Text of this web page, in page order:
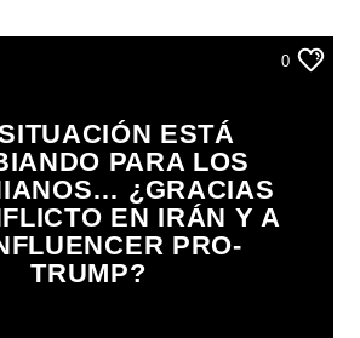
0
ESTÁ
PARA LOS
¿GRACIAS
EN IRÁN Y A
PRO-
TRUMP?